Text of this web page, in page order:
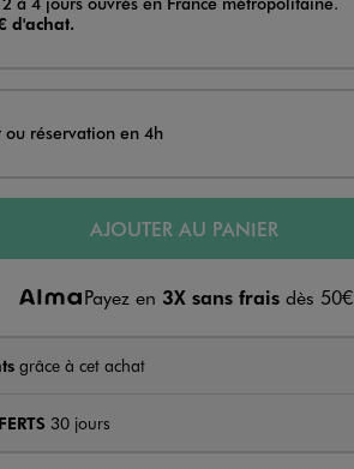
d'achat.
ou réservation en 4h
AJOUTER AU PANIER
Payez en 3X sans fraisdès 50€
grâce à cet achat
30 jours